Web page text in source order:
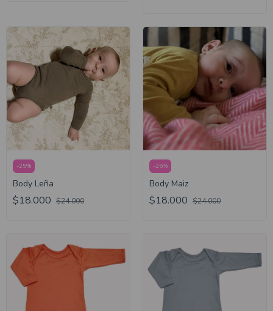
-25%
Body Leña
$18.000 $24.000
-25%
Body Maiz
$18.000 $24.000